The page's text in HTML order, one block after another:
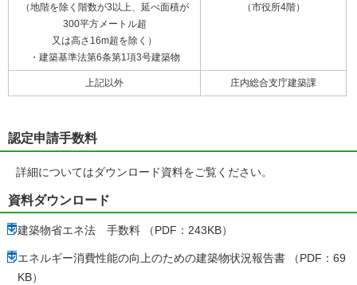
（地階を除く階数が3以上、延べ面積が
300平方メートル超
又は高さ16m超を除く）
・建築基準法第6条第1項3号建築物
（市役所4階）
上記以外 庄内総合支庁建築課
認定申請手数料
詳細についてはダウンロード資料をご覧ください。
資料ダウンロード
建築物省エネ法 手数料 （PDF：243KB）
エネルギー消費性能の向上のための建築物状況報告書 （PDF：69
KB）